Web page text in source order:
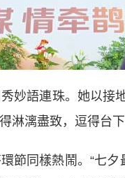
語連珠。她以接
淋漓盡致，逗得台
同樣熱鬧。“七夕